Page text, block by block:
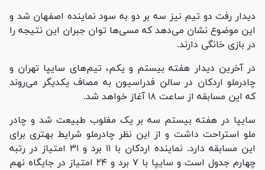
دیدار رفت دو تیم نیز سه بر دو به سود نماینده اصفهان شد و
این موضوع نشان می‌دهد که مسی‌ها توان جبران این نتیجه را
در بازی خانگی دارند.
در آخرین دیدار هفته بیستم و یکم، تیم‌های سایپا تهران و
چادرملو اردکان در سالن فدراسیون به مصاف یکدیگر می‌روند
که این مسابقه از ساعت ۱۸ آغاز خواهد شد.
سایپا در هفته بیستم سه بر یک مغلوب طبیعت شد و چادر
ملو استراحت داشت و از این نظر چادرملو شرایط بهتری برای
این مسابقه دارد. نماینده اردکان با ۱۱ برد و ۳۱ امتیاز در رتبه
چهارم جدول است و سایپا با ۷ برد و ۲۴ امتیاز در جایگاه نهم